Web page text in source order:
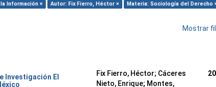
Información × Autor: Fix Fierro, Héctor ×
Materia: Sociología del Derecho
Mostrar
Investigación El
Fix Fierro, Héctor; Cáceres
Nieto, Enrique; Montes,